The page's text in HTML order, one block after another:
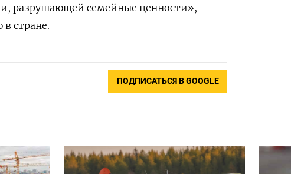
разрушающей семейные ценности»,
стране.
ПОДПИСАТЬСЯ В GOOGLE